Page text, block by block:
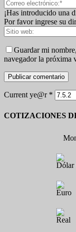
¡Has introducido una
Por favor ingrese su
Guardar mi
navegador la próxima
Current ye@r *
COTIZACIONES
Dólar
Euro
Real